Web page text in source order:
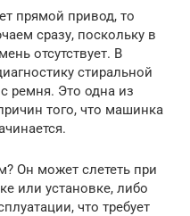
прямой привод, то
сразу, поскольку в
отсутствует. В
стиральной
ремня. Это одна из
того, что машинка
Он может слететь при
или установке, либо
что требует